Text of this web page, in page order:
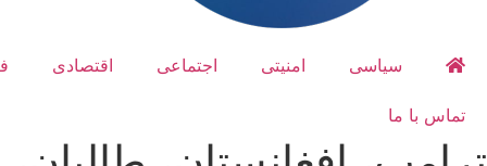
سیاسی امنیتی اجتماعی اقتصادی
تماس با ما